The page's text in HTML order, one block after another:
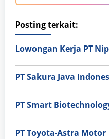
Posting terkait:
PT Sakura Java
PT Smart
PT Toyota-Astra Motor